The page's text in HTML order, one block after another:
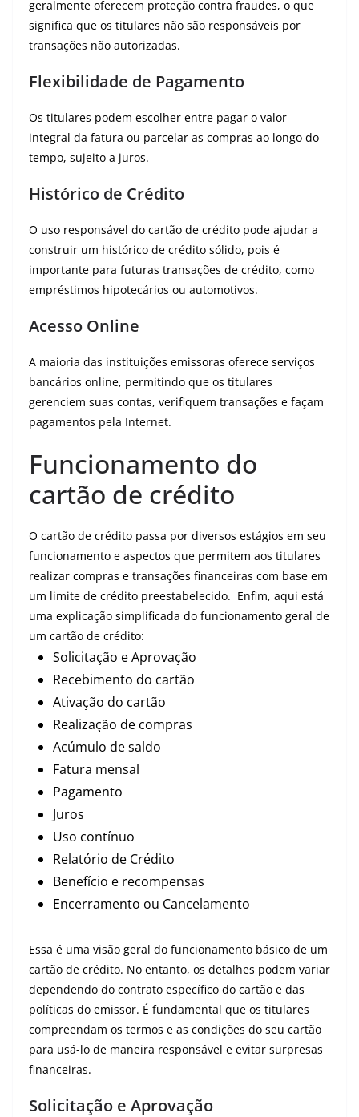
geralmente oferecem proteção contra fraudes, o que
significa que os titulares não são responsáveis ​​por
transações não autorizadas.
Flexibilidade de Pagamento
Os titulares podem escolher entre pagar o valor
integral da fatura ou parcelar as compras ao longo do
tempo, sujeito a juros.
Histórico de Crédito
O uso responsável do cartão de crédito pode ajudar a
construir um histórico de crédito sólido, pois é
importante para futuras transações de crédito, como
empréstimos hipotecários ou automotivos.
Acesso Online
A maioria das instituições emissoras oferece serviços
bancários online, permitindo que os titulares
gerenciem suas contas, verifiquem transações e façam
pagamentos pela Internet.
Funcionamento do
cartão de crédito
O cartão de crédito passa por diversos estágios em seu
funcionamento e aspectos que permitem aos titulares
realizar compras e transações financeiras com base em
um limite de crédito preestabelecido. Enfim, aqui está
uma explicação simplificada do funcionamento geral de
um cartão de crédito:
Solicitação e Aprovação
Recebimento do cartão
Ativação do cartão
Realização de compras
Acúmulo de saldo
Fatura mensal
Pagamento
Juros
Uso contínuo
Relatório de Crédito
Benefício e recompensas
Encerramento ou Cancelamento
Essa é uma visão geral do funcionamento básico de um
cartão de crédito. No entanto, os detalhes podem variar
dependendo do contrato específico do cartão e das
políticas do emissor. É fundamental que os titulares
compreendam os termos e as condições do seu cartão
para usá-lo de maneira responsável e evitar surpresas
financeiras.
Solicitação e Aprovação